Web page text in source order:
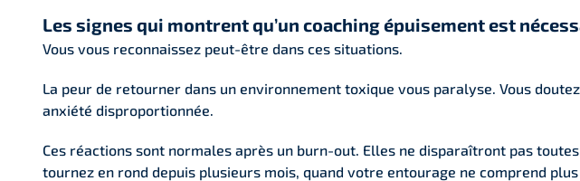
Les signes qui montrent qu’un coaching épuisement est
Vous vous reconnaissez peut-être dans ces situations.
La peur de retourner dans un environnement toxique vous paralyse. Vous
anxiété disproportionnée.
Ces réactions sont normales après un burn-out. Elles ne disparaîtront pas
tournez en rond depuis plusieurs mois, quand votre entourage ne comprend